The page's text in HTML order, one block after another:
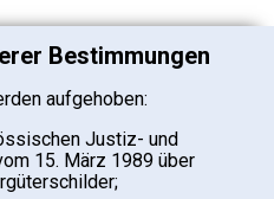
Bestimmungen
aufgehoben:
Justiz- und
15. März 1989 über